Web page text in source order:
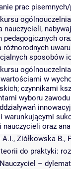
prac
nauczycieli,
pedagogicznych
różnorodnych
sposobów
w
czynnikami
wyboru
warunkującymi
nauczycieli oraz
A.I., Ziółkowska B.,
teorii do praktyki:
–